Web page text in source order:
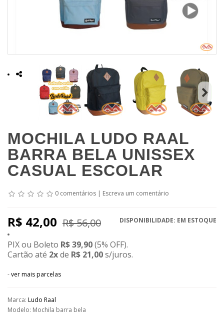
MOCHILA LUDO RAAL
BARRA BELA UNISSEX
CASUAL ESCOLAR
0 comentários | Escreva um comentário
R$ 42,00 R$ 56,00 DISPONIBILIDADE: EM ESTOQUE
PIX ou Boleto R$ 39,90(5% OFF).
Cartão até 2xde R$ 21,00s/juros.
-ver mais parcelas
Marca: Ludo Raal
Modelo: Mochila barra bela